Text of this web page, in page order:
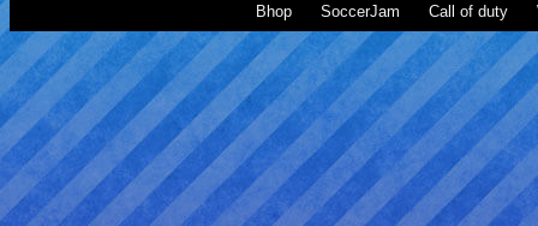
Bhop SoccerJam Call of duty